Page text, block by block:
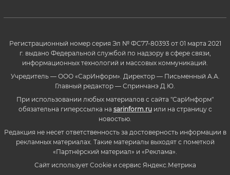
Регистрационный номер серия Эл № ФС77-80393 от 01 марта 2021
г. выдано Федеральной службой по надзору в сфере связи,
информационных технологий и массовых коммуникаций.
Учредитель — ООО «СарИнформ». Директор — Письменный А.А.
Главный редактор — Спринчанэ Д.Ю.
При использовании любых материалов с сайта "СарИнформ"
обязательна гиперссылка на sarinform.ruили на страницу с
новостью.
Редакция не несет ответственность за достоверность информации в
рекламных материалах. Такие материалы выходят с пометкой
«Партнёрский материал» и «Реклама».
Сайт использует Cookie и сервиc Яндекс.Метрика